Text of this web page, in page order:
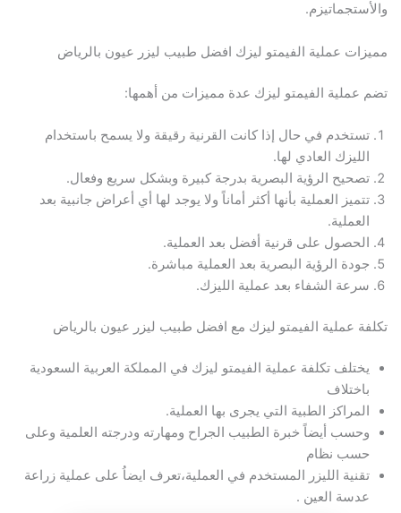
والأستجماتيزم.
مميزات عملية الفيمتو ليزك افضل طبيب ليزر عيون بالرياض
تضم عملية الفيمتو ليزك عدة مميزات من أهمها:
تستخدم في حال إذا كانت القرنية رقيقة ولا يسمح باستخدام
الليزك العادي لها.
تصحيح الرؤية البصرية بدرجة كبيرة وبشكل سريع وفعال.
تتميز العملية بأنها أكثر أماناً ولا يوجد لها أي أعراض جانبية بعد
العملية.
الحصول على قرنية أفضل بعد العملية.
جودة الرؤية البصرية بعد العملية مباشرة.
سرعة الشفاء بعد عملية الليزك.
تكلفة عملية الفيمتو ليزك مع افضل طبيب ليزر عيون بالرياض
يختلف تكلفة عملية الفيمتو ليزك في المملكة العربية السعودية
باختلاف
المراكز الطبية التي يجرى بها العملية.
وحسب أيضاً خبرة الطبيب الجراح ومهارته ودرجته العلمية وعلى
حسب نظام
تقنية الليزر المستخدم في العملية،تعرف ايضاُ على عملية زراعة
عدسة العين .